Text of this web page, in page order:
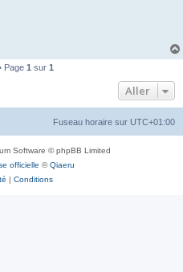
Page 1 sur 1
Aller
Fuseau horaire sur UTC+01:00
Software © phpBB Limited
officielle ©Qiaeru
| Conditions